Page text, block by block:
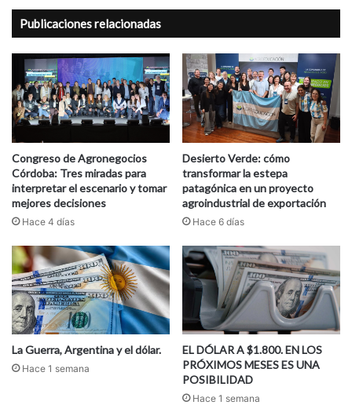
2026?
Publicaciones relacionadas
Congreso de Agronegocios
Córdoba: Tres miradas para
interpretar el escenario y tomar
mejores decisiones
Hace 4 días
Desierto Verde: cómo
transformar la estepa
patagónica en un proyecto
agroindustrial de exportación
Hace 6 días
La Guerra, Argentina y el dólar.
Hace 1 semana
EL DÓLAR A $1.800. EN LOS
PRÓXIMOS MESES ES UNA
POSIBILIDAD
Hace 1 semana